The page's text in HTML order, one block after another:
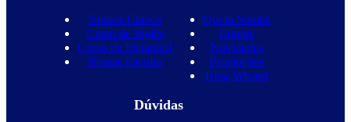
Nossos Cursos
Curso de Inglês
Curso de Espanhol
Nossas Escolas
Quem Somos
Equipe
Novidades
Promoções
Blog Wizard
Dúvidas